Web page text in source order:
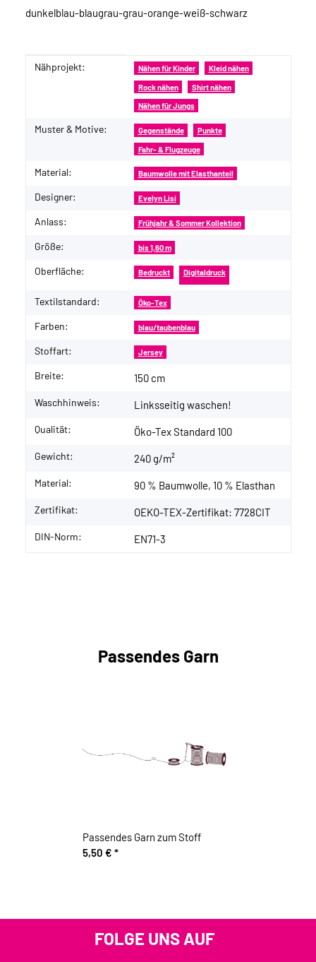
dunkelblau-blaugrau-grau-orange-weiß-schwarz
Produkteigenschaft
Wert
Nähprojekt: Nähen für Kinder Kleid nähen
Rock nähen Shirt nähen
Nähen für Jungs
Muster & Motive: Gegenstände Punkte
Fahr- & Flugzeuge
Material: Baumwolle mit Elasthanteil
Designer: Evelyn Lisi
Anlass: Frühjahr & Sommer Kollektion
Größe: bis 1,60 m
Oberfläche: Bedruckt Digitaldruck
Textilstandard: Öko-Tex
Farben: blau/taubenblau
Stoffart: Jersey
Breite: 150 cm
Waschhinweis: Linksseitig waschen!
Qualität: Öko-Tex Standard 100
Gewicht: 240 g/m²
Material: 90 % Baumwolle, 10 % Elasthan
Zertifikat: OEKO-TEX-Zertifikat: 7728CIT
DIN-Norm: EN71-3
Passendes Garn
Passendes Garn zum Stoff
5,50 € *
FOLGE UNS AUF